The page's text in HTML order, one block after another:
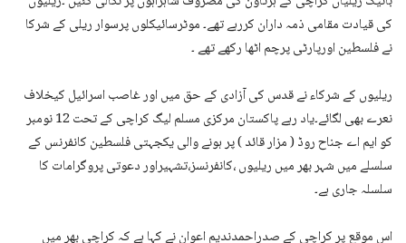
کی قیادت مقامی ذمہ داران کررہے تھے۔ موٹرسائیکلوں پرسوار ریلی کے شرکا
نے فلسطین اورپارٹی پرچم اٹھا رکھے تھے ۔
ریلیوں کے شرکاء نے قدس کی آزادی کے حق میں اور غاصب اسرائیل کیخلاف
نعرے بھی لگائے۔یاد رہے پاکستان مرکزی مسلم لیگ کراچی کے تحت 12 نومبر
کو ایم اے جناح روڈ ( مزار قائد ) پر ہونے والی یکجہتی فلسطین کانفرنس کے
سلسلے میں شہر بھر میں ریلیوں ،کانفرنسز،تشہیراور دعوتی پروگرامات کا
سلسلہ جاری ہے۔
اس موقع پر کراچی کے صدراحمدندیم اعوان نے کہا ہے کہ کراچی بھر میں